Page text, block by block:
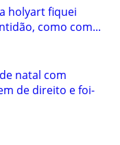
holyart fiquei
como com...
natal com
de direito e foi-